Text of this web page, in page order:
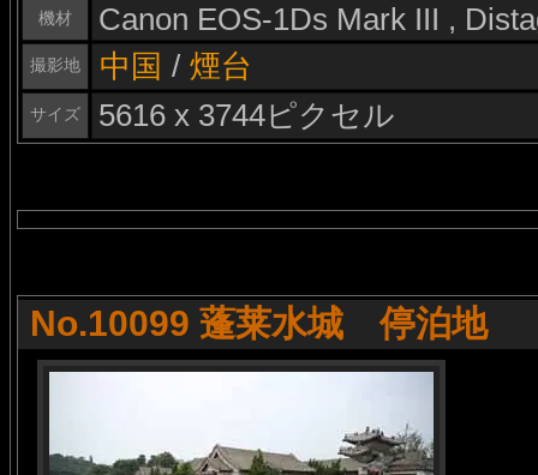
機材
Canon EOS-1Ds Mark III ,
撮影地 中国 / 煙台
サイズ 5616 x 3744ピクセル
No.10099 蓬莱水城 停泊地